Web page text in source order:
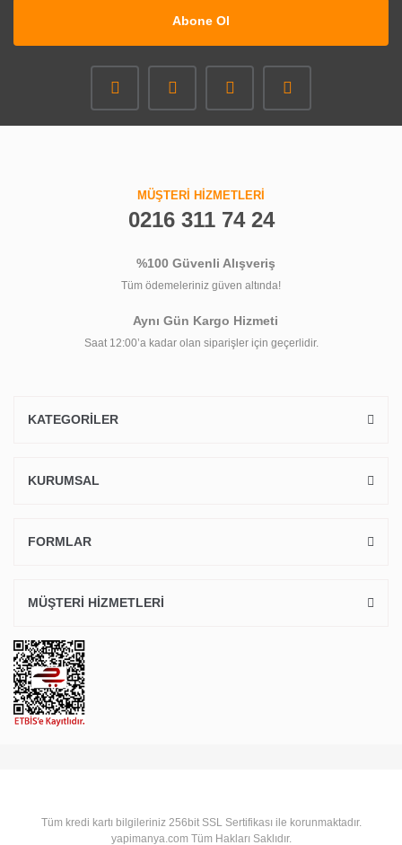
Abone Ol
MÜŞTERİ HİZMETLERİ
0216 311 74 24
%100 Güvenli Alışveriş
Tüm ödemeleriniz güven altında!
Aynı Gün Kargo Hizmeti
Saat 12:00’a kadar olan siparişler için geçerlidir.
KATEGORİLER
KURUMSAL
FORMLAR
MÜŞTERİ HİZMETLERİ
Tüm kredi kartı bilgileriniz 256bit SSL Sertifikası ile korunmaktadır.
yapimanya.com Tüm Hakları Saklıdır.